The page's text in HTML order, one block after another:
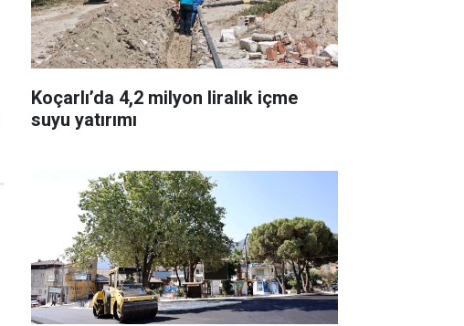
Koçarlı’da 4,2 milyon liralık içme
suyu yatırımı